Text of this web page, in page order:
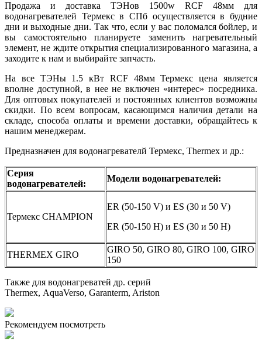
Продажа и доставка ТЭНов 1500w RCF 48мм для
водонагревателей Термекс в СПб осуществляется в будние
дни и выходные дни. Так что, если у вас поломался бойлер, и
вы самостоятельно планируете заменить нагревательный
элемент, не ждите открытия специализированного магазина, а
заходите к нам и выбирайте запчасть.
На все ТЭНы 1.5 кВт RCF 48мм Термекс цена является
вполне доступной, в нее не включен «интерес» посредника.
Для оптовых покупателей и постоянных клиентов возможны
скидки. По всем вопросам, касающимся наличия детали на
складе, способа оплаты и времени доставки, обращайтесь к
нашим менеджерам.
Предназначен для водонагревателй Термекс, Thermex и др.:
Серия
водонагревателей:
Модели водонагревателей:
Термекс CHAMPION
ER (50-150 V) и ES (30 и 50 V)
ER (50-150 H) и ES (30 и 50 H)
THERMEX GIRO
GIRO 50, GIRO 80, GIRO 100, GIRO
150
Также для водонагреватей др. серий
Thermex, AquaVerso, Garanterm, Ariston
Рекомендуем посмотреть